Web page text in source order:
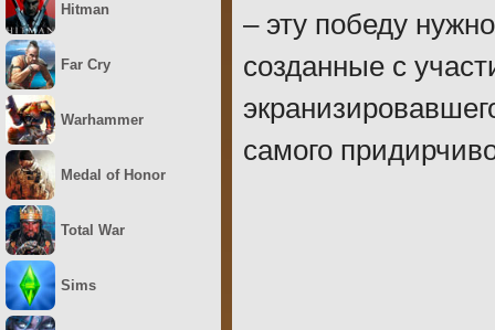
– эту победу
созданные с
самого
Hitman
Far Cry
Warhammer
Medal of Honor
Total War
Sims